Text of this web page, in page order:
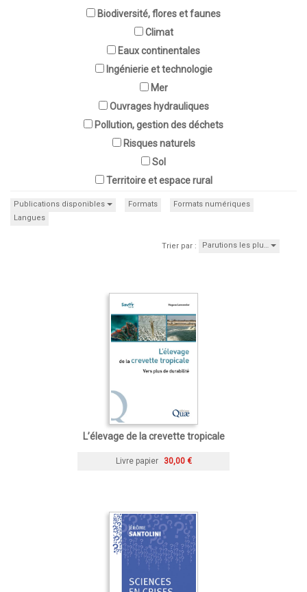
Biodiversité, flores et faunes
Climat
Eaux continentales
Ingénierie et technologie
Mer
Ouvrages hydrauliques
Pollution, gestion des déchets
Risques naturels
Sol
Territoire et espace rural
Publications disponibles Formats
Formats numériques
Langues
Trier par : Parutions les plu…
L’élevage de la crevette tropicale
Livre papier 30,00 €